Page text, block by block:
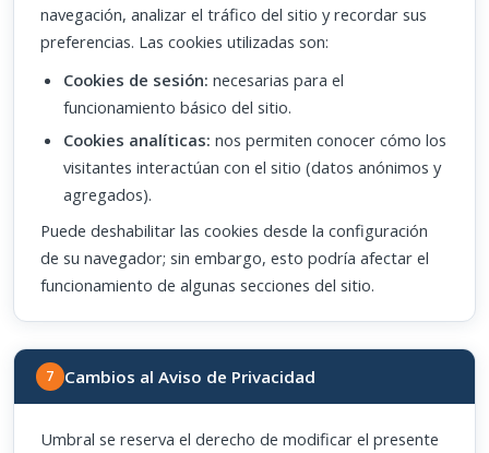
navegación, analizar el tráfico del sitio y recordar sus
preferencias. Las cookies utilizadas son:
Cookies de sesión: necesarias para el
funcionamiento básico del sitio.
Cookies analíticas: nos permiten conocer cómo los
visitantes interactúan con el sitio (datos anónimos y
agregados).
Puede deshabilitar las cookies desde la configuración
de su navegador; sin embargo, esto podría afectar el
funcionamiento de algunas secciones del sitio.
7 Cambios al Aviso de Privacidad
Umbral se reserva el derecho de modificar el presente